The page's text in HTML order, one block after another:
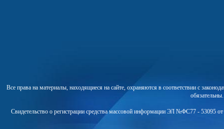
Все права на материалы, находящиеся на сайте, охраняются в соответствии с
Свидетельство о регистрации средства массовой информации ЭЛ №ФС77 - 53095